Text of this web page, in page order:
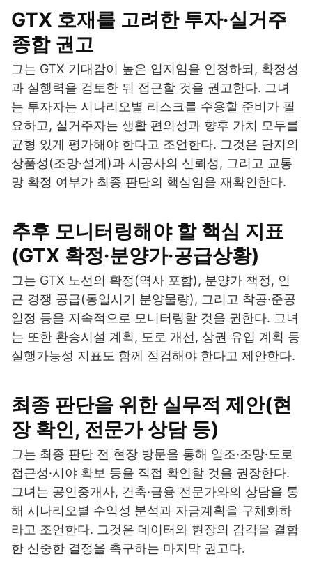
GTX 호재를 고려한 투자·실거주
종합 권고
그는 GTX 기대감이 높은 입지임을 인정하되, 확정성
과 실행력을 검토한 뒤 접근할 것을 권고한다. 그녀
는 투자자는 시나리오별 리스크를 수용할 준비가 필
요하고, 실거주자는 생활 편의성과 향후 가치 모두를
균형 있게 평가해야 한다고 조언한다. 그것은 단지의
상품성(조망·설계)과 시공사의 신뢰성, 그리고 교통
망 확정 여부가 최종 판단의 핵심임을 재확인한다.
추후 모니터링해야 할 핵심 지표
(GTX 확정·분양가·공급상황)
그는 GTX 노선의 확정(역사 포함), 분양가 책정, 인
근 경쟁 공급(동일시기 분양물량), 그리고 착공·준공
일정 등을 지속적으로 모니터링할 것을 권한다. 그녀
는 또한 환승시설 계획, 도로 개선, 상권 유입 계획 등
실행가능성 지표도 함께 점검해야 한다고 제안한다.
최종 판단을 위한 실무적 제안(현
장 확인, 전문가 상담 등)
그는 최종 판단 전 현장 방문을 통해 일조·조망·도로
접근성·시야 확보 등을 직접 확인할 것을 권장한다.
그녀는 공인중개사, 건축·금융 전문가와의 상담을 통
해 시나리오별 수익성 분석과 자금계획을 구체화하
라고 조언한다. 그것은 데이터와 현장의 감각을 결합
한 신중한 결정을 촉구하는 마지막 권고다.